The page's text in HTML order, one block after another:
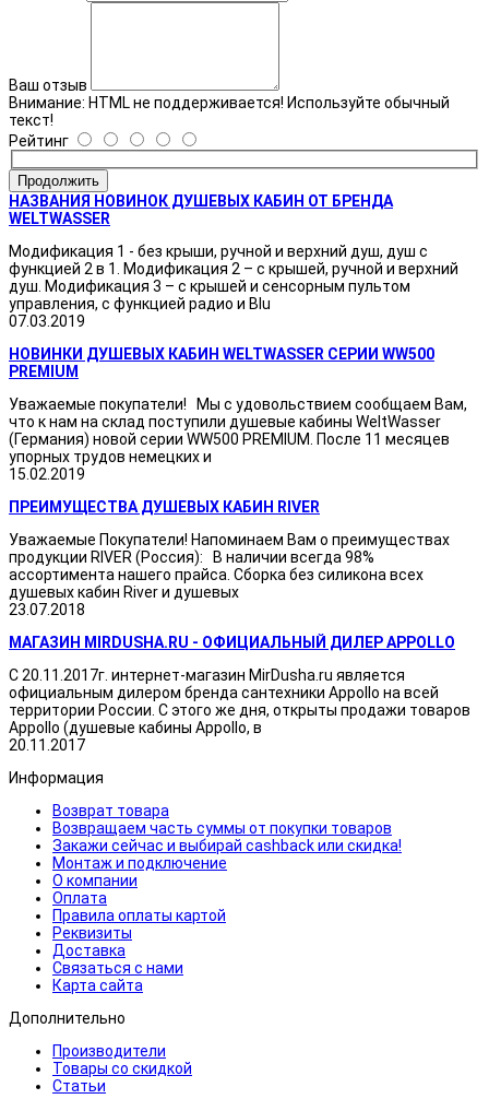
Ваш отзыв
Внимание: HTML не поддерживается! Используйте обычный
текст!
Рейтинг
Продолжить
НАЗВАНИЯ НОВИНОК ДУШЕВЫХ КАБИН ОТ БРЕНДА
WELTWASSER
Модификация 1 - без крыши, ручной и верхний душ, душ с
функцией 2 в 1. Модификация 2 – с крышей, ручной и верхний
душ. Модификация 3 – с крышей и сенсорным пультом
управления, с функцией радио и Blu
07.03.2019
НОВИНКИ ДУШЕВЫХ КАБИН WELTWASSER СЕРИИ WW500
PREMIUM
Уважаемые покупатели! Мы с удовольствием сообщаем Вам,
что к нам на склад поступили душевые кабины WeltWasser
(Германия) новой серии WW500 PREMIUM. После 11 месяцев
упорных трудов немецких и
15.02.2019
ПРЕИМУЩЕСТВА ДУШЕВЫХ КАБИН RIVER
Уважаемые Покупатели! Напоминаем Вам о преимуществах
продукции RIVER (Россия): В наличии всегда 98%
ассортимента нашего прайса. Сборка без силикона всех
душевых кабин River и душевых
23.07.2018
МАГАЗИН MIRDUSHA.RU - ОФИЦИАЛЬНЫЙ ДИЛЕР APPOLLO
С 20.11.2017г. интернет-магазин MirDusha.ru является
официальным дилером бренда сантехники Appollo на всей
территории России. С этого же дня, открыты продажи товаров
Appollo (душевые кабины Appollo, в
20.11.2017
Информация
Возврат товара
Возвращаем часть суммы от покупки товаров
Закажи сейчас и выбирай cashback или скидка!
Монтаж и подключение
О компании
Оплата
Правила оплаты картой
Реквизиты
Доставка
Связаться с нами
Карта сайта
Дополнительно
Производители
Товары со скидкой
Статьи